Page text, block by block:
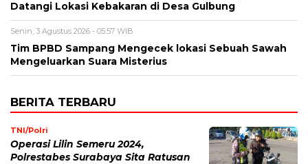
Datangi Lokasi Kebakaran di Desa Gulbung
Senin, 3 Agustus 2026 - 05:57 WIB
Tim BPBD Sampang Mengecek lokasi Sebuah Sawah
Mengeluarkan Suara Misterius
BERITA TERBARU
TNI/Polri
Operasi Lilin Semeru 2024,
Polrestabes Surabaya Sita Ratusan